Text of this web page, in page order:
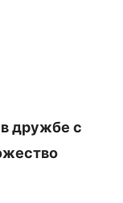
дружбе с